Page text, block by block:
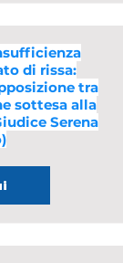
di rissa:
tra
sottesa alla
Serena